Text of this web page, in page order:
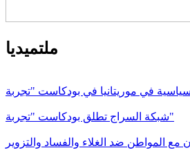
ملتميديا
شبكة السراج تطلق بودكاست "تجربة"
المواطن ضد الغلاء والفساد والتزوير